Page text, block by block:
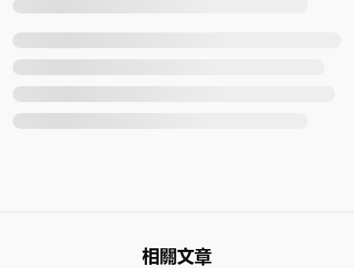
相關文章